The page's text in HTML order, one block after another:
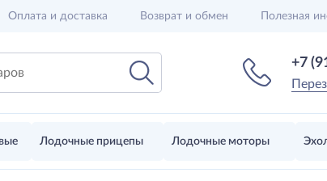
Оплата и доставка Возврат и обмен Полезная
+7
Лодочные прицепы Лодочные моторы